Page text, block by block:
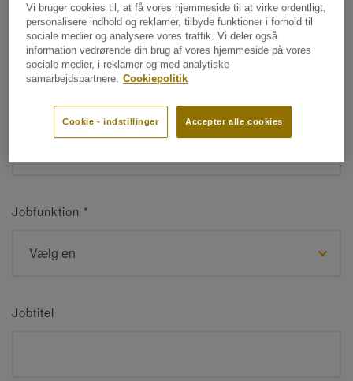
Navn*
Efternavn*
Jobfunktion *
Jobtitel
Vi bruger cookies til, at få vores hjemmeside til at virke ordentligt,
personalisere indhold og reklamer, tilbyde funktioner i forhold til
sociale medier og analysere vores traffik. Vi deler også
information vedrørende din brug af vores hjemmeside på vores
sociale medier, i reklamer og med analytiske
samarbejdspartnere. Cookiepolitik
Accepter alle cookies
Cookie - indstillinger